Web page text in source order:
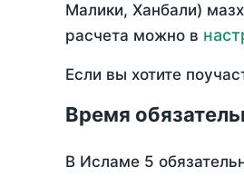
Малики, Ханбали)
расчета можно в
Если вы хотите
Время
В Исламе 5